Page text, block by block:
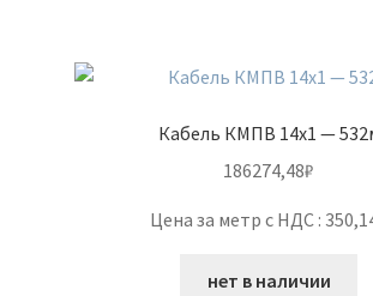
Кабель КМПВ 14х1 —
186274,48₽
Цена за метр с НДС :
нет в наличии